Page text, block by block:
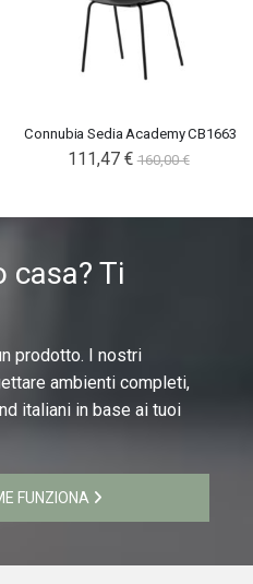
Connubia Sedia Academy CB1663
111,47 € 160,00 €
casa? Ti
prodotto. I nostri
ambienti completi,
italiani in base ai tuoi
FUNZIONA